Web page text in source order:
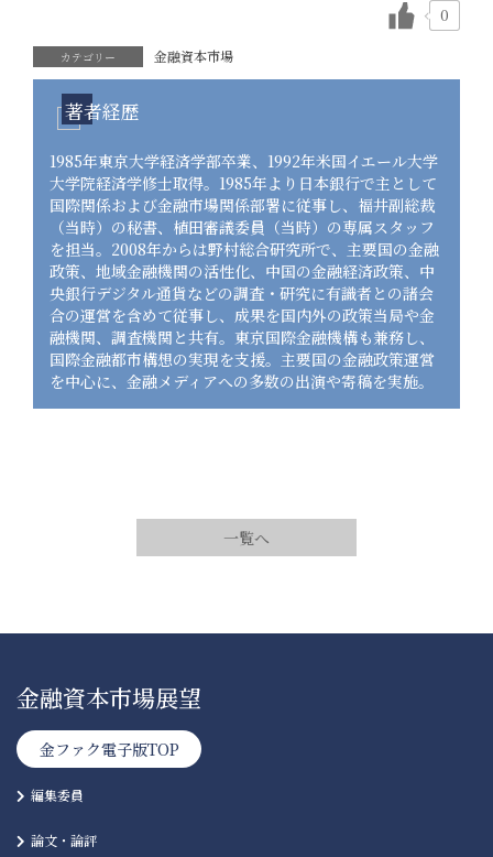
0
カテゴリー 金融資本市場
著者経歴
1985年東京大学経済学部卒業、1992年米国イエール大学
大学院経済学修士取得。1985年より日本銀行で主として
国際関係および金融市場関係部署に従事し、福井副総裁
（当時）の秘書、植田審議委員（当時）の専属スタッフ
を担当。2008年からは野村総合研究所で、主要国の金融
政策、地域金融機関の活性化、中国の金融経済政策、中
央銀行デジタル通貨などの調査・研究に有識者との諸会
合の運営を含めて従事し、成果を国内外の政策当局や金
融機関、調査機関と共有。東京国際金融機構も兼務し、
国際金融都市構想の実現を支援。主要国の金融政策運営
を中心に、金融メディアへの多数の出演や寄稿を実施。
一覧へ
金融資本市場展望
金ファク電子版TOP
編集委員
論文・論評